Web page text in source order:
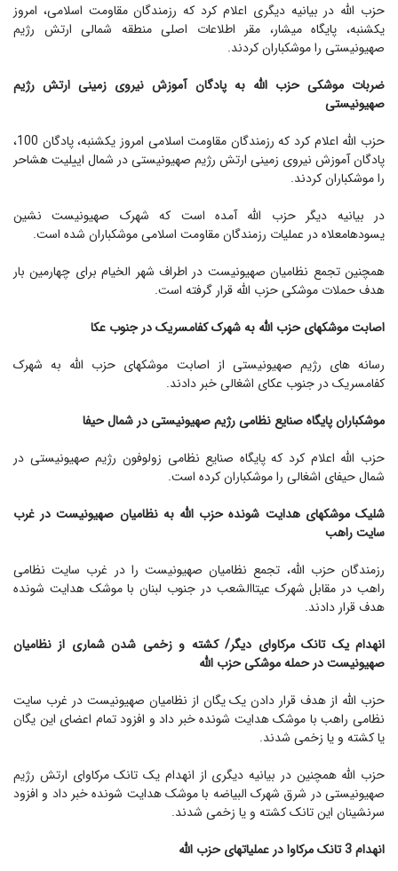
حزب الله در بیانیه دیگری اعلام کرد که رزمندگان مقاومت اسلامی، امروز
یکشنبه، پایگاه میشار، مقر اطلاعات اصلی منطقه شمالی ارتش رژیم
صهیونیستی را موشکباران کردند.
ضربات موشکی حزب الله به پادگان آموزش نیروی زمینی ارتش رژیم
صهیونیستی
حزب الله اعلام کرد که رزمندگان مقاومت اسلامی امروز یکشنبه، پادگان 100،
پادگان آموزش نیروی زمینی ارتش رژیم صهیونیستی در شمال اییلیت هشاحر
را موشکباران کردند.
در بیانیه دیگر حزب الله آمده است که شهرک صهیونیست نشین
یسودهامعلاه در عملیات رزمندگان مقاومت اسلامی موشکباران شده است.
همچنین تجمع نظامیان صهیونیست در اطراف شهر الخیام برای چهارمین بار
هدف حملات موشکی حزب الله قرار گرفته است.
اصابت موشکهای حزب الله به شهرک کفامسریک در جنوب عکا
رسانه های رژیم صهیونیستی از اصابت موشکهای حزب الله به شهرک
کفامسریک در جنوب عکای اشغالی خبر دادند.
موشکباران پایگاه صنایع نظامی رژیم صهیونیستی در شمال حیفا
حزب الله اعلام کرد که پایگاه صنایع نظامی زولوفون رژیم صهیونیستی در
شمال حیفای اشغالی را موشکباران کرده است.
شلیک موشکهای هدایت شونده حزب الله به نظامیان صهیونیست در غرب
سایت راهب
رزمندگان حزب الله، تجمع نظامیان صهیونیست را در غرب سایت نظامی
راهب در مقابل شهرک عیتاالشعب در جنوب لبنان با موشک هدایت شونده
هدف قرار دادند.
انهدام یک تانک مرکاوای دیگر/ کشته و زخمی شدن شماری از نظامیان
صهیونیست در حمله موشکی حزب الله
حزب الله از هدف قرار دادن یک یگان از نظامیان صهیونیست در غرب سایت
نظامی راهب با موشک هدایت شونده خبر داد و افزود تمام اعضای این یگان
یا کشته و یا زخمی شدند.
حزب الله همچنین در بیانیه دیگری از انهدام یک تانک مرکاوای ارتش رژیم
صهیونیستی در شرق شهرک البیاضه با موشک هدایت شونده خبر داد و افزود
سرنشینان این تانک کشته و یا زخمی شدند.
انهدام 3 تانک مرکاوا در عملیاتهای حزب الله